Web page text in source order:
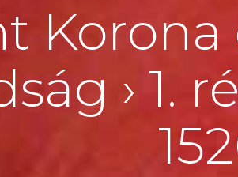
› 1.